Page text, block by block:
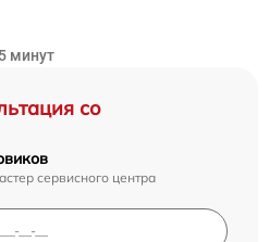
со
сервисного центра
минут